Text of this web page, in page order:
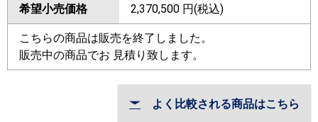
希望小売価格 2,370,500 円(税込)
こちらの商品は販売を終了しました。
販売中の商品でお 見積り致します。
よく比較される商品はこちら